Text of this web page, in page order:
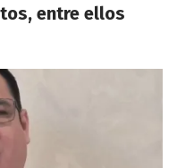
entre ellos